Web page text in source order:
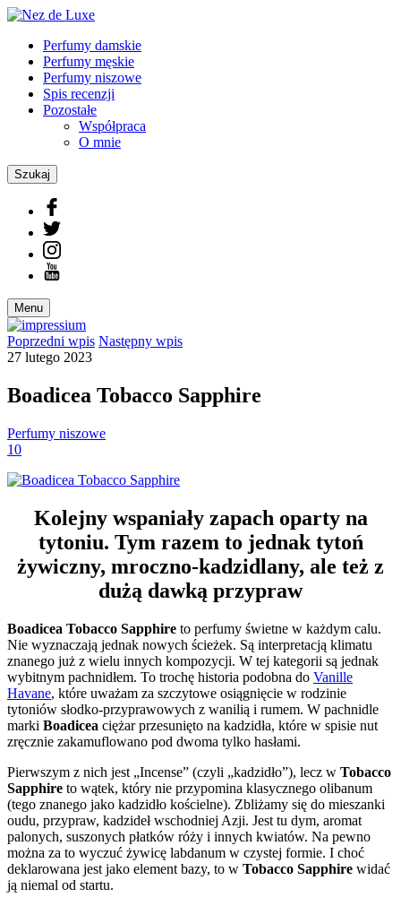
Perfumy damskie
Perfumy męskie
Perfumy niszowe
Spis recenzji
Pozostałe
Współpraca
O mnie
Szukaj
Menu
Poprzedni wpis Następny wpis
27 lutego 2023
Boadicea Tobacco Sapphire
Perfumy niszowe
10
Kolejny wspaniały zapach oparty na
tytoniu. Tym razem to jednak tytoń
żywiczny, mroczno-kadzidlany, ale też z
dużą dawką przypraw
Boadicea Tobacco Sapphire to perfumy świetne w każdym calu.
Nie wyznaczają jednak nowych ścieżek. Są interpretacją klimatu
znanego już z wielu innych kompozycji. W tej kategorii są jednak
wybitnym pachnidłem. To trochę historia podobna do Vanille
Havane, które uważam za szczytowe osiągnięcie w rodzinie
tytoniów słodko-przyprawowych z wanilią i rumem. W pachnidle
marki Boadicea ciężar przesunięto na kadzidła, które w spisie nut
zręcznie zakamuflowano pod dwoma tylko hasłami.
Pierwszym z nich jest „Incense” (czyli „kadzidło”), lecz w Tobacco
Sapphire to wątek, który nie przypomina klasycznego olibanum
(tego znanego jako kadzidło kościelne). Zbliżamy się do mieszanki
oudu, przypraw, kadzideł wschodniej Azji. Jest tu dym, aromat
palonych, suszonych płatków róży i innych kwiatów. Na pewno
można za to wyczuć żywicę labdanum w czystej formie. I choć
deklarowana jest jako element bazy, to w Tobacco Sapphire widać
ją niemal od startu.